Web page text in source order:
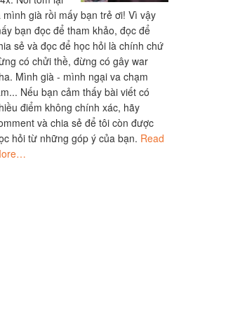
mình già rồi mấy bạn trẻ ơi! Vì vậy
bạn đọc để tham khảo, đọc để
sẻ và đọc để học hỏi là chính chứ
có chửi thề, đừng có gây war
Mình già - mình ngại va chạm
Nếu bạn cảm thấy bài viết có
điểm không chính xác, hãy
và chia sẻ để tôi còn được
hỏi từ những góp ý của bạn. Read